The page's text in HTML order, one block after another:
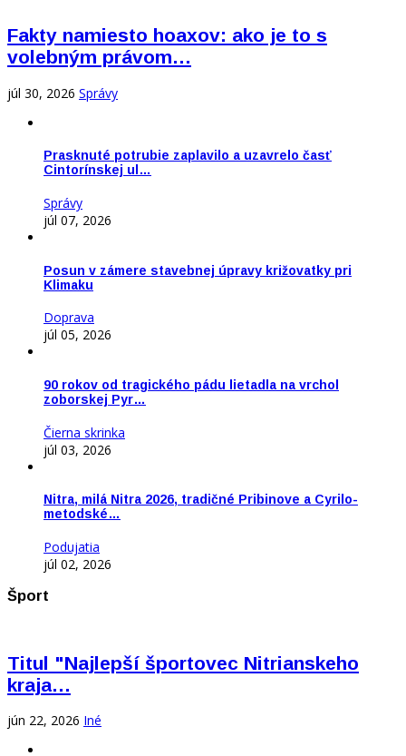
Fakty namiesto hoaxov: ako je to s
volebným právom…
júl 30, 2026 Správy
Prasknuté potrubie zaplavilo a uzavrelo časť
Cintorínskej ul…
Správy
júl 07, 2026
Posun v zámere stavebnej úpravy križovatky pri
Klimaku
Doprava
júl 05, 2026
90 rokov od tragického pádu lietadla na vrchol
zoborskej Pyr…
Čierna skrinka
júl 03, 2026
Nitra, milá Nitra 2026, tradičné Pribinove a Cyrilo-
metodské…
Podujatia
júl 02, 2026
Šport
Titul "Najlepší športovec Nitrianskeho
kraja…
jún 22, 2026 Iné